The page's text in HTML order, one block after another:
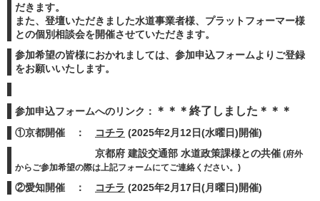
だきます。
また、登壇いただきました水道事業者様、プラットフォーマー様
との個別相談会を開催させていただきます。
参加希望の皆様におかれましては、参加申込フォームよりご登録
をお願いいたします。
参加申込フォームへのリンク： ＊＊＊終了しました＊＊＊
①京都開催 ： コチラ (2025年2月12日(水曜日)開催)
京都府 建設交通部 水道政策課様との共催 (府外
からご参加希望の際は上記フォームにてご連絡ください。)
②愛知開催 ： コチラ (2025年2月17日(月曜日)開催)